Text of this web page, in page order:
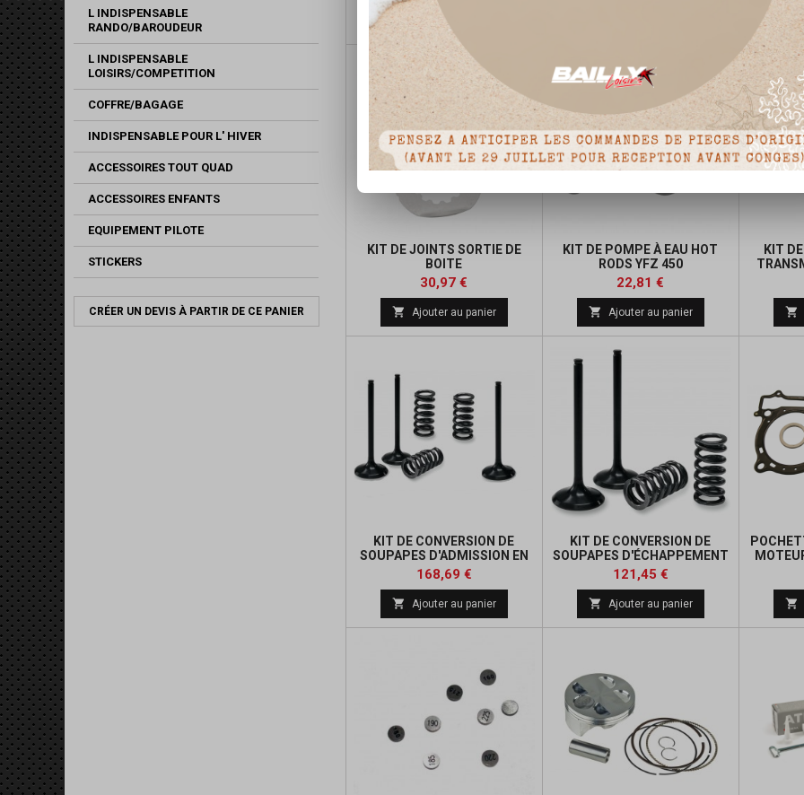
L INDISPENSABLE
RANDO/BAROUDEUR
L INDISPENSABLE
LOISIRS/COMPETITION
COFFRE/BAGAGE
INDISPENSABLE POUR L' HIVER
ACCESSOIRES TOUT QUAD
ACCESSOIRES ENFANTS
EQUIPEMENT PILOTE
STICKERS
CRÉER UN DEVIS À PARTIR DE CE PANIER
 Détails du produit 
KIT DE JOINTS SORTIE DE
BOITE
Prix
30,97 €
base
 Ajouter au panier
KIT DE POMPE À EAU HOT
RODS YFZ 450
Prix
22,81 €
base
 Ajouter au panier
KIT

KIT DE CONVERSION DE
SOUPAPES D'ADMISSION EN
ACIER PROX
Prix
168,69 €Prix
de
base
 Ajouter au panier
KIT DE CONVERSION DE
SOUPAPES D'ÉCHAPPEMENT
EN ACIER PROX
Prix
121,45 €Prix
de
base
 Ajouter au panier 